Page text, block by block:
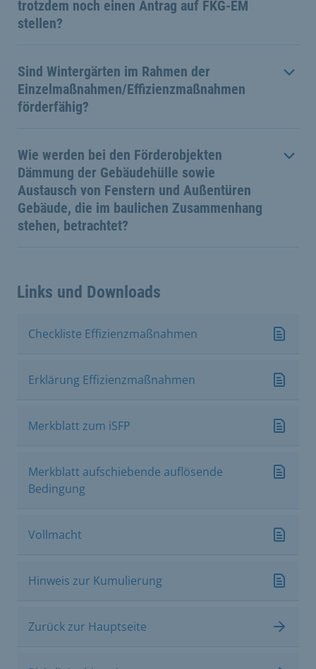
trotzdem noch einen Antrag auf FKG-EM
stellen?
Sind Wintergärten im Rahmen der
Einzelmaßnahmen/Effizienzmaßnahmen
förderfähig?
Wie werden bei den Förderobjekten
Dämmung der Gebäudehülle sowie
Austausch von Fenstern und Außentüren
Gebäude, die im baulichen Zusammenhang
stehen, betrachtet?
Links und Downloads
Checkliste Effizienzmaßnahmen
Erklärung Effizienzmaßnahmen
Merkblatt zum iSFP
Merkblatt aufschiebende auflösende
Bedingung
Vollmacht
Hinweis zur Kumulierung
Zurück zur Hauptseite